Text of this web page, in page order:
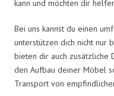
kann und möchten dir
Bei uns kannst du einen
unterstützen dich nicht nur
bieten dir auch zusätzliche
den Aufbau deiner Möbel
Transport von